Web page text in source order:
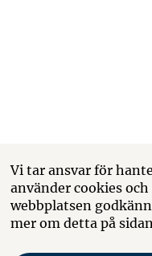
Vi tar ansvar för
använder cookies
webbplatsen
mer om detta på sidan